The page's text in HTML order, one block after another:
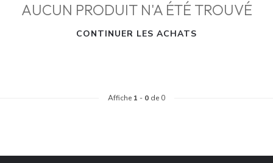
AUCUN PRODUIT N'A ÉTÉ TROUVÉ
CONTINUER LES ACHATS
Affiche 1 - 0 de 0